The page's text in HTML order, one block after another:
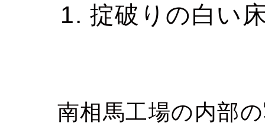
1. 掟破りの白い
南相馬工場の内部